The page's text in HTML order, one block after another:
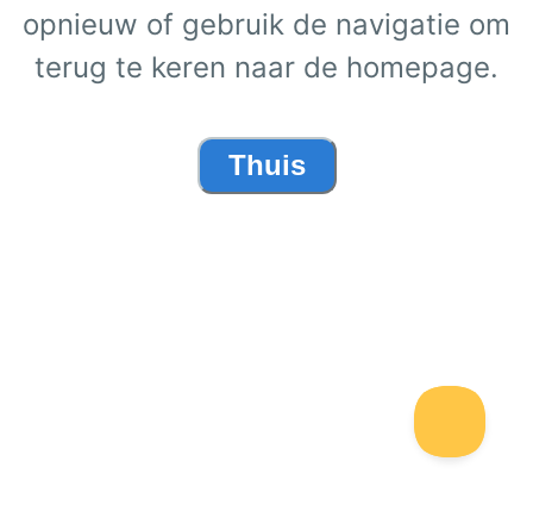
opnieuw of gebruik de navigatie om
terug te keren naar de homepage.
Thuis